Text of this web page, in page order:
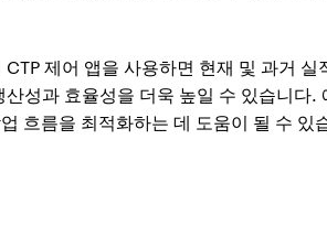
제어 앱을 사용하면 현재 및 과거
성과 효율성을 더욱 높일 수 있습니다
흐름을 최적화하는 데 도움이 될 수 있